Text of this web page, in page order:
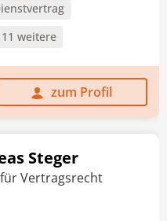
weitere
zum Profil
Steger
Vertragsrecht